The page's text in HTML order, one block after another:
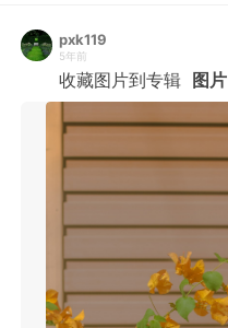
pxk119
5年前
收藏图片到专辑 图片